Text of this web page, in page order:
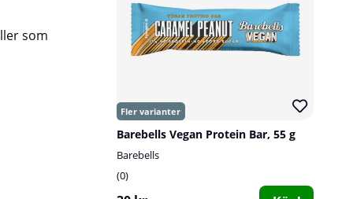
Barebells Vegan Protein Bar, 55 g
Barebells
0
som